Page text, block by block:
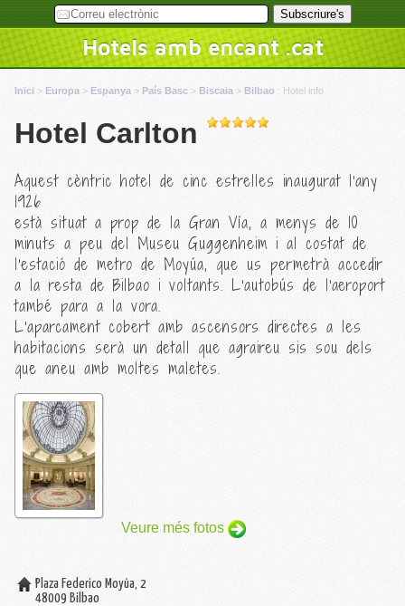
Hotels amb encant .cat
Inici > Europa > Espanya > País Basc > Biscaia > Bilbao : Hotel info
Hotel Carlton
Aquest cèntric hotel de cinc estrelles inaugurat l'any
1926
està situat a prop de la Gran Vía, a menys de 10
minuts a peu del Museu Guggenheim i al costat de
l'estació de metro de Moyúa, que us permetrà accedir
a la resta de Bilbao i voltants. L'autobús de l'aeroport
també para a la vora.
L'aparcament cobert amb ascensors directes a les
habitacions serà un detall que agraireu sis sou dels
que aneu amb moltes maletes.
Veure més fotos
Plaza Federico Moyúa, 2
48009 Bilbao